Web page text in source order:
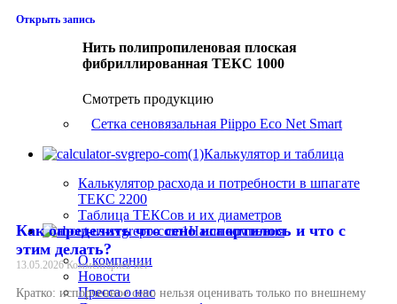
Нить полипропиленовая плоская
фибриллированная ТЕКС 1000
Смотреть продукцию
Сетка сеновязальная Piippo Eco Net Smart
Калькулятор и таблица
Калькулятор расхода и потребности в шпагате
ТЕКС 2200
Таблица ТЕКСов и их диаметров
Наша компания
О компании
Новости
Пресса о нас
Открыть запись
Как определить что сено испортилось и что с
этим делать?
13.05.2026Комментариев нет
Кратко: испорченное сено нельзя оценивать только по внешнему